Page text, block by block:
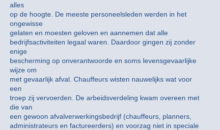
alles
op de hoogte. De meeste personeelsleden werden in het
ongewisse
gelaten en moesten geloven en aannemen dat alle
bedrijfsactiviteiten legaal waren. Daardoor gingen zij zonder
enige
bescherming op onverantwoorde en soms levensgevaarlijke
wijze om
met gevaarlijk afval. Chauffeurs wisten nauwelijks wat voor
een
troep zij vervoerden. De arbeidsverdeling kwam overeen met
die van
een gewoon afvalverwerkingsbedrijf (chauffeurs, planners,
administrateurs en factureerders) en voorzag niet in speciale